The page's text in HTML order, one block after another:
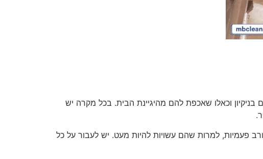
וכאלו שאכפת להם מהיגיינת הבית. בכל מקרה יש
פעמיות, למרות שהם עשויות להיות מעט. יש לעבור על כל